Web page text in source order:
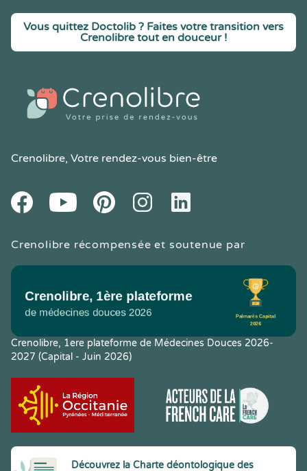
Vous quittez Doctolib ? Faites votre transition vers
Crenolibre tout en douceur !
Crenolibre, Votre rendez-vous bien-être
FacebookYoutube PinteresetInstagramLinkedIn
Crenolibre récompensée et soutenue par
Crenolibre, 1ere plateforme de Médecines Douces 2026-
2027 (Capital - Juin 2026)
Découvrez la Charte déontologique des